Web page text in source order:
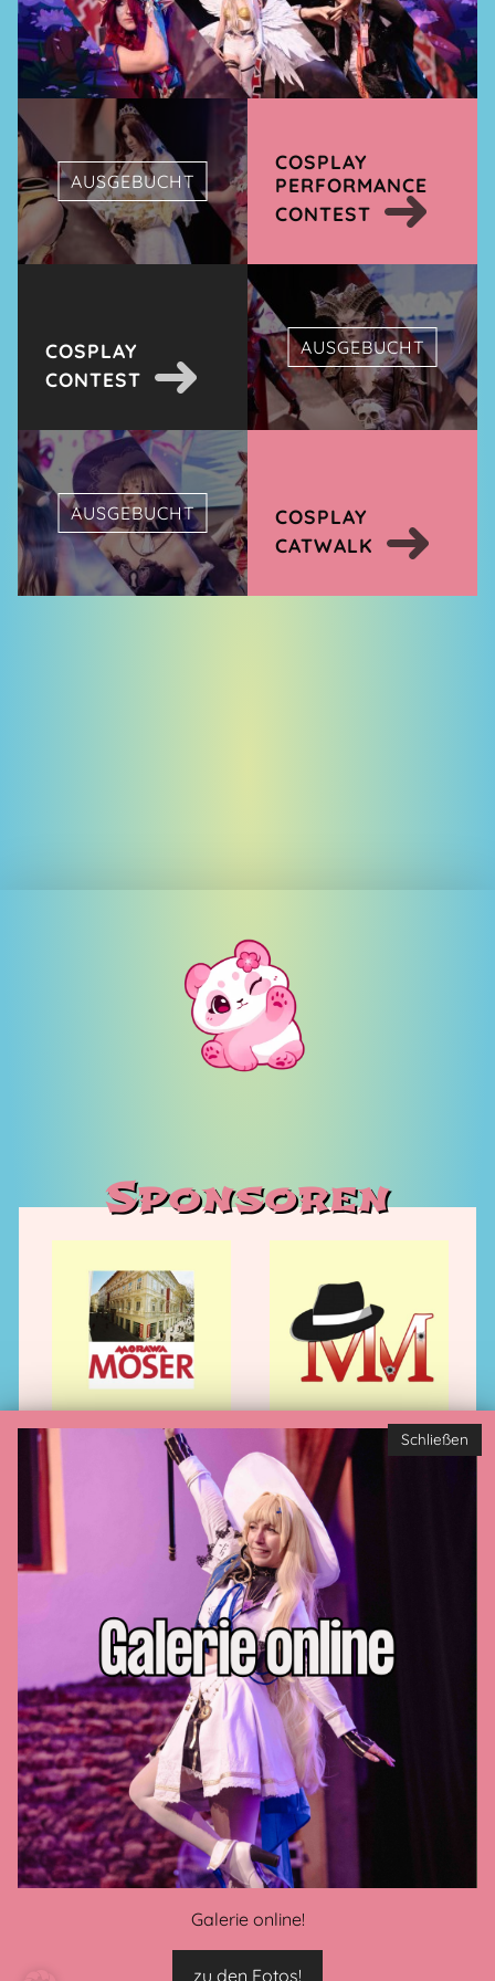
AUSGEBUCHT
COSPLAY
PERFORMANCE
CONTEST
AUSGEBUCHT
COSPLAY
CONTEST
AUSGEBUCHT
COSPLAY
CATWALK
Schließen
Galerie online!
zu den Fotos!
Sponsoren
Privacy policy Imprint
Contact us Payment methods
Cookie-Settings
CONNECT WITH US